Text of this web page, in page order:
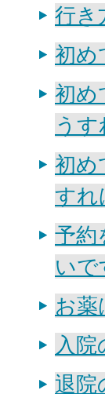
行き
初め
初め
うす
初め
すれ
予約
いで
お薬
入
退院